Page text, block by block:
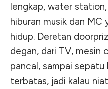
lengkap, water
hiburan musik dan MC
hidup. Deretan
degan, dari TV, mesin
pancal, sampai
terbatas, jadi kalau